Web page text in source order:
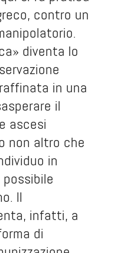
contro un
diventa lo
in una
il
ascesi
non altro che
in
possibile
Il
infatti, a
di